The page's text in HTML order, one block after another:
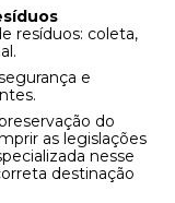
resíduos: coleta,
e
do
as legislações
nesse
destinação